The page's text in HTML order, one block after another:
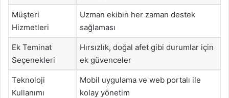
Müşteri
Hizmetleri
Uzman ekibin her zaman destek
sağlaması
Ek Teminat
Seçenekleri
Hırsızlık, doğal afet gibi durumlar için
ek güvenceler
Teknoloji
Kullanımı
Mobil uygulama ve web portalı ile
kolay yönetim